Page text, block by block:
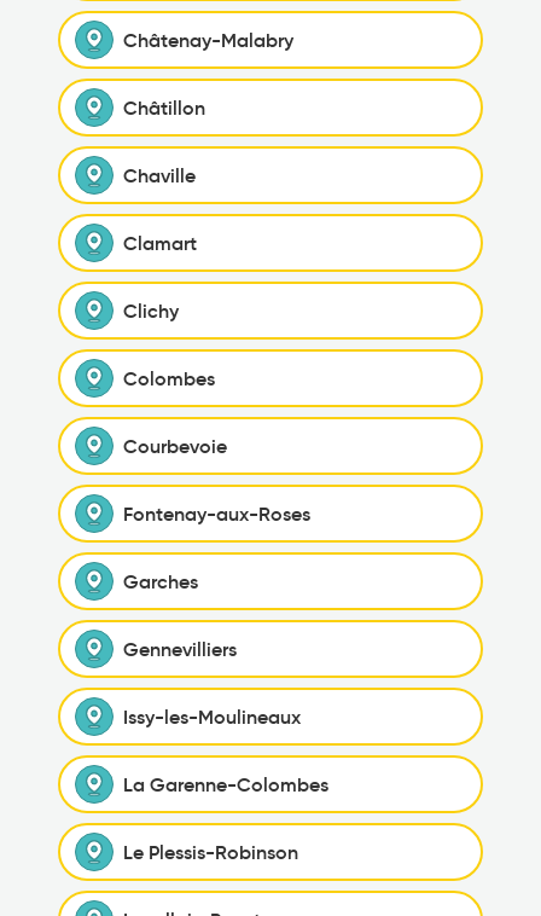
Châtenay-Malabry
Châtillon
Chaville
Clamart
Clichy
Colombes
Courbevoie
Fontenay-aux-Roses
Garches
Gennevilliers
Issy-les-Moulineaux
La Garenne-Colombes
Le Plessis-Robinson